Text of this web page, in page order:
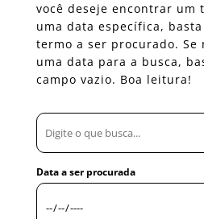
você deseje encontrar um
uma data específica,
termo a ser procurado.
uma data para a busca,
campo vazio. Boa leitura!